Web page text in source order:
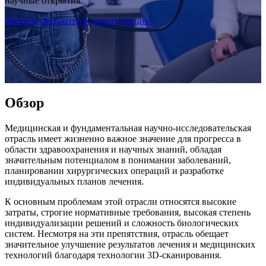
МОДЕЛИРОВАНИЯ
Универсальный 3D-сканер
EinScan Libre 🛜
Серия EinScan Rigil 🛜НОВИНКА
EinScan Medixa 🛜 НОВИНКА
Настольный 3D-сканер
EinScan SP V2
EinScan SE V2
Аксессуары
FootStation 2
Backpack for EinScan Libre
Профессиональные решения
Заказать бесплатную демонстрацию
Обзор
Медицинская и фундаментальная научно-исследовательская
отрасль имеет жизненно важное значение для прогресса в
области здравоохранения и научных знаний, обладая
значительным потенциалом в понимании заболеваний,
планировании хирургических операций и разработке
индивидуальных планов лечения.
К основным проблемам этой отрасли относятся высокие
затраты, строгие нормативные требования, высокая степень
индивидуализации решений и сложность биологических
систем. Несмотря на эти препятствия, отрасль обещает
значительное улучшение результатов лечения и медицинских
технологий благодаря технологии 3D-сканирования.